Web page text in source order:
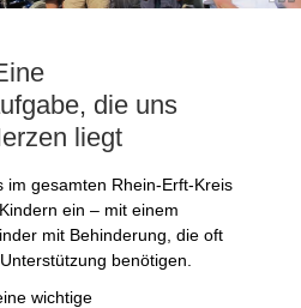
die uns
liegt
im gesamten Rhein-Erft-Kreis
ein – mit einem
mit Behinderung, die oft
benötigen.
wichtige